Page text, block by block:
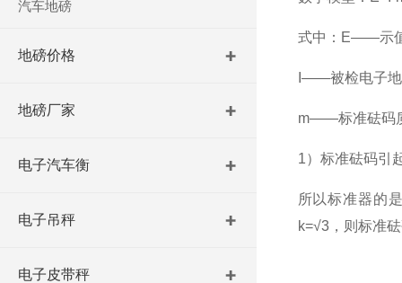
汽车地磅
地磅价格
地磅厂家
电子汽车衡
电子吊秤
电子皮带秤
式中：E——示
I——被检电子
m——标准砝码
1）标准砝码引
所以标准器的
k=√3，则标准